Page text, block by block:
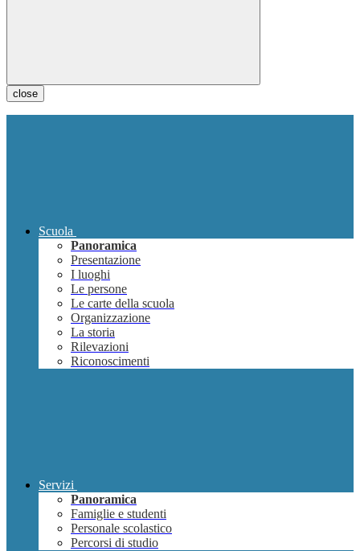
close
Scuola
Panoramica
Presentazione
I luoghi
Le persone
Le carte della scuola
Organizzazione
La storia
Rilevazioni
Riconoscimenti
Servizi
Panoramica
Famiglie e studenti
Personale scolastico
Percorsi di studio